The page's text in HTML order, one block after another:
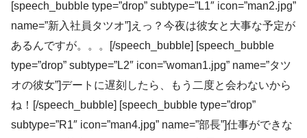
[speech_bubble type=”drop” subtype=”L1″ icon=”man2.jpg”
name=”新入社員タツオ”]えっ？今夜は彼女と大事な予定が
あるんですが。。。[/speech_bubble] [speech_bubble
type=”drop” subtype=”L2″ icon=”woman1.jpg” name=”タツ
オの彼女”]デートに遅刻したら、もう二度と会わないから
ね！[/speech_bubble] [speech_bubble type=”drop”
subtype=”R1″ icon=”man4.jpg” name=”部長”]仕事ができな